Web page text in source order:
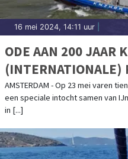
16 mei 2024, 14:11 uur
ODE AAN 200 JAAR
(INTERNATIONALE)
VAREN OP 23 MEI
HET
AMSTERDAM - Op 23 mei varen
een speciale intocht samen van
in [...]